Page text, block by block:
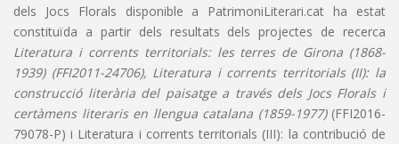
dels Jocs Florals disponible a PatrimoniLiterari.cat ha estat
constituïda a partir dels resultats dels projectes de recerca
Literatura i corrents territorials: les terres de Girona (1868-
1939) (FFI2011-24706), Literatura i corrents territorials (II): la
construcció literària del paisatge a través dels Jocs Florals i
certàmens literaris en llengua catalana (1859-1977)(FFI2016-
79078-P) i Literatura i corrents territorials (III): la contribució de